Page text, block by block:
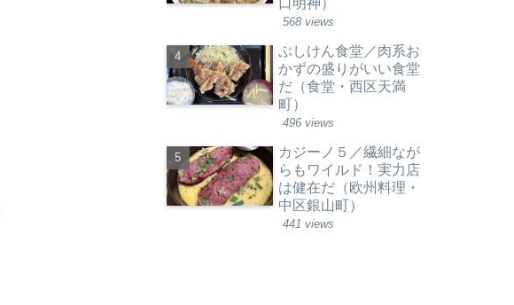
568 views
ぶしけん食堂／肉系お
かずの盛りがいい食堂
だ（食堂・西区天満
町）
496 views
カジーノ５／繊細なが
らもワイルド！実力店
は健在だ（欧州料理・
中区銀山町）
441 views